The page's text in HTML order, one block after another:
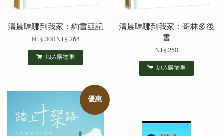
清晨嗎哪到我家：約書亞記
NT$ 300NT$ 264
加入購物車
清晨嗎哪到我家：哥林多後
書
NT$ 250
加入購物車
優惠